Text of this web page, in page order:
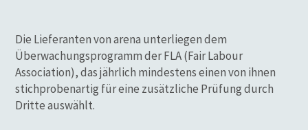
Die Lieferanten von arena unterliegen dem
Überwachungsprogramm der FLA (Fair Labour
Association), das jährlich mindestens einen von ihnen
stichprobenartig für eine zusätzliche Prüfung durch
Dritte auswählt.